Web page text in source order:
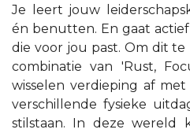
Je leert jouw
én benutten. En gaat
die voor jou past. Om dit
combinatie van 'Rust,
wisselen verdieping af
verschillende fysieke
stilstaan. In deze